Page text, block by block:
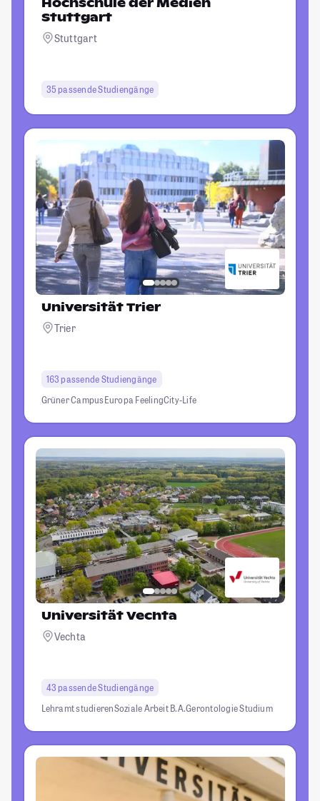
Stuttgart
Stuttgart
35 passende Studiengänge
Universität Trier
Trier
163 passende Studiengänge
Grüner CampusEuropa FeelingCity-Life
Universität Vechta
Vechta
43 passende Studiengänge
Lehramt studierenSoziale Arbeit B.A.Gerontologie Studium